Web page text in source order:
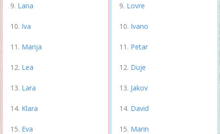
Lana
Iva
Marija
Lea
Lara
Klara
Eva
Lovre
Ivano
Petar
Duje
Jakov
David
Marin